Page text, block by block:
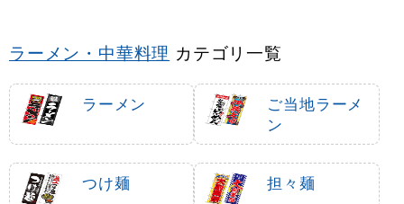
ラーメン・中華料理 カテゴリ一覧
ラーメン
ご当地ラーメ
ン
つけ麺 担々麺